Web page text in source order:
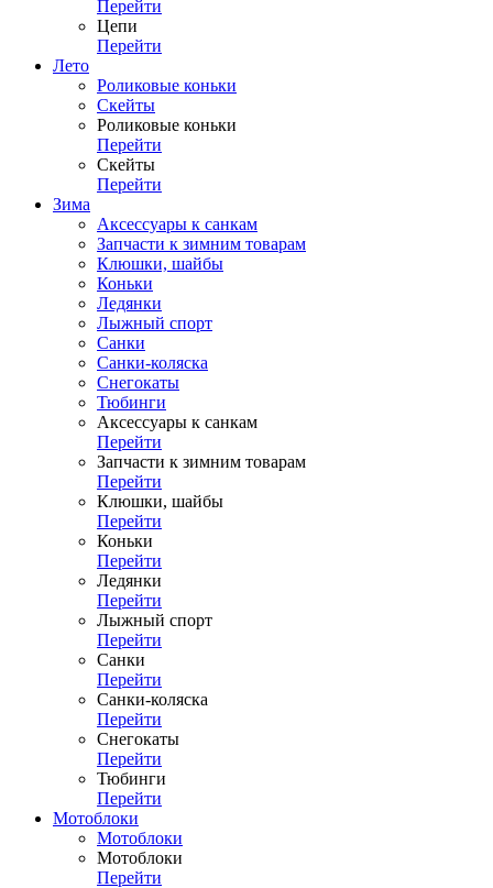
Перейти
Цепи
Перейти
Лето
Роликовые коньки
Скейты
Роликовые коньки
Перейти
Скейты
Перейти
Зима
Аксессуары к санкам
Запчасти к зимним товарам
Клюшки, шайбы
Коньки
Ледянки
Лыжный спорт
Санки
Санки-коляска
Снегокаты
Тюбинги
Аксессуары к санкам
Перейти
Запчасти к зимним товарам
Перейти
Клюшки, шайбы
Перейти
Коньки
Перейти
Ледянки
Перейти
Лыжный спорт
Перейти
Санки
Перейти
Санки-коляска
Перейти
Снегокаты
Перейти
Тюбинги
Перейти
Мотоблоки
Мотоблоки
Мотоблоки
Перейти